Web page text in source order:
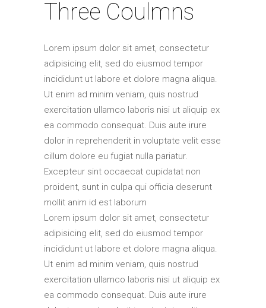
Three Coulmns
Lorem ipsum dolor sit amet, consectetur
adipisicing elit, sed do eiusmod tempor
incididunt ut labore et dolore magna aliqua.
Ut enim ad minim veniam, quis nostrud
exercitation ullamco laboris nisi ut aliquip ex
ea commodo consequat. Duis aute irure
dolor in reprehenderit in voluptate velit esse
cillum dolore eu fugiat nulla pariatur.
Excepteur sint occaecat cupidatat non
proident, sunt in culpa qui officia deserunt
mollit anim id est laborum
Lorem ipsum dolor sit amet, consectetur
adipisicing elit, sed do eiusmod tempor
incididunt ut labore et dolore magna aliqua.
Ut enim ad minim veniam, quis nostrud
exercitation ullamco laboris nisi ut aliquip ex
ea commodo consequat. Duis aute irure